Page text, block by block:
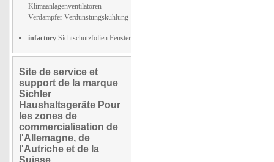
Klimaanlagenventilatoren
Verdampfer Verdunstungskühlung
infactory Sichtschutzfolien Fenster
Site de service et
support de la marque
Sichler
Haushaltsgeräte Pour
les zones de
commercialisation de
l'Allemagne, de
l'Autriche et de la
Suisse